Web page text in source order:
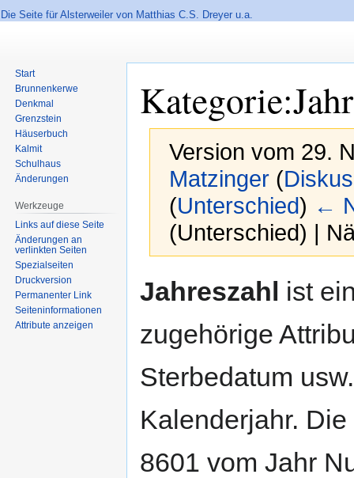
Die Seite für Alsterweiler von Matthias C.S. Dreyer u.a.
Version vom 29.
Matzinger (
(Unterschied) ←
(Unterschied) |
Navigation
Suche
Jahreszahl ist
zugehörige
Sterbedatum
Kalenderjahr.
8601 vom Jahr
Start
Brunnenkerwe
Denkmal
Grenzstein
Häuserbuch
Kalmit
Schulhaus
Änderungen
Werkzeuge
Links auf diese Seite
Änderungen an
verlinkten Seiten
Spezialseiten
Druckversion
Permanenter Link
Seiten­informationen
Attribute anzeigen